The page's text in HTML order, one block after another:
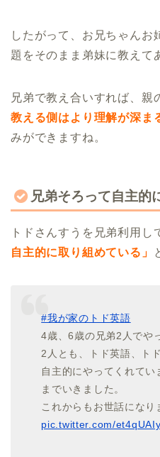
したがって、お兄ちゃんお
題をそのまま弟妹に教えて
兄弟で教え合いすれば、親
教える側はより理解が深ま
みができますね。
兄弟そろって自主的
トドさんすうを兄弟利用し
自主的に取り組めている」
#我が家のトド英語
4歳、6歳の兄弟2人でや
2人とも、トド英語、ト
自主的にやってくれて
までいきました。
これからもお世話になり
pic.twitter.com/